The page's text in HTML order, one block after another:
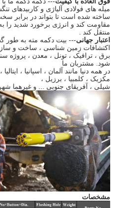
میله های فولادی آلیاژی و کاربیدهای
ساخته شده است تا بتواند در برابر
مقاومت کند و انرژی برخورد شدید را
منتقل کند .
اعتبار جهانی --- بیت دکمه مته به طور
اکتشافات زمین شناسی ، ساخت و
برق ، ترافیک ، تونل ، معدن ، پروژه
شود. مشتریان ما
در همه دنیا مانند آلمان ، اسپانیا ،
مکزیک ، کلمبیا ، برزیل ،
شیلی ، آفریقای جنوبی ... و غیرهما
مشخصات